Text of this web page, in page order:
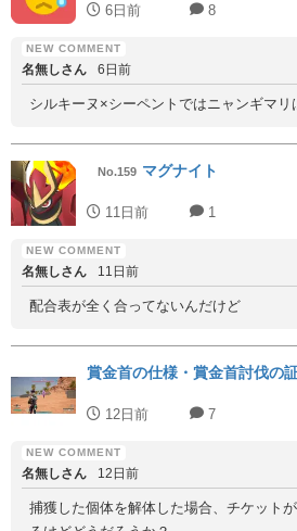
6日前 8
名無しさん 6日前
シルキーヌ×シーペントではニャンギマリ
No.159 マグナイト
11日前 1
名無しさん 11日前
配合表が全く合ってないんだけど
賞金首の仕様・賞金首討伐の
12日前 7
名無しさん 12日前
捕獲した個体を解体した場合、チケット